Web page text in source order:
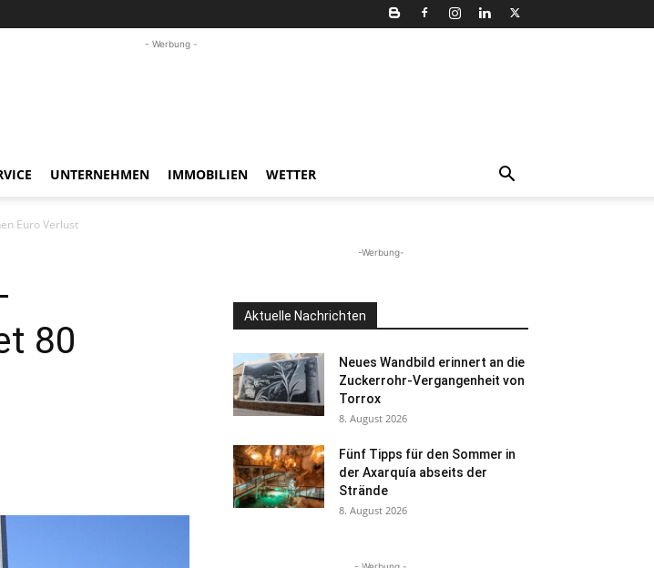
- Werbung -
UNTERNEHMEN IMMOBILIEN WETTER
Euro Verlust
80
-Werbung-
Aktuelle Nachrichten
Neues Wandbild erinnert an die
Zuckerrohr-Vergangenheit von
Torrox
8. August 2026
Fünf Tipps für den Sommer in
der Axarquía abseits der
Strände
8. August 2026